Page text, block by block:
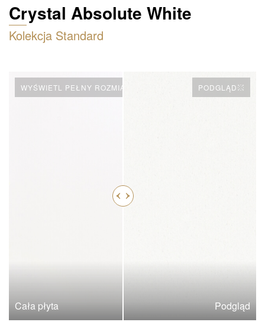
Crystal Absolute White
Kolekcja Standard
WYŚWIETL PEŁNY ROZMIAR PŁYTY
Cała płyta
PODGLĄD
Podgląd